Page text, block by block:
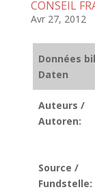
CONSEIL
Avr 27, 2012
Données
Daten
Auteurs /
Autoren:
Source /
Fundstelle: